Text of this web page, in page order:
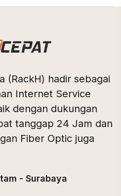
(RackH) hadir sebagai
Internet Service
dengan dukungan
tanggap 24 Jam dan
Fiber Optic juga
- Surabaya